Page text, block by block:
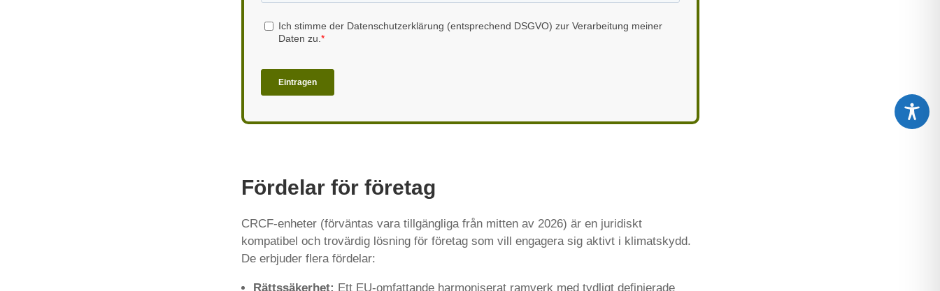
Fördelar för företag
CRCF-enheter (förväntas vara tillgängliga från mitten av 2026) är en juridiskt
kompatibel och trovärdig lösning för företag som vill engagera sig aktivt i klimatskydd.
De erbjuder flera fördelar:
Rättssäkerhet: Ett EU-omfattande harmoniserat ramverk med tydligt definierade